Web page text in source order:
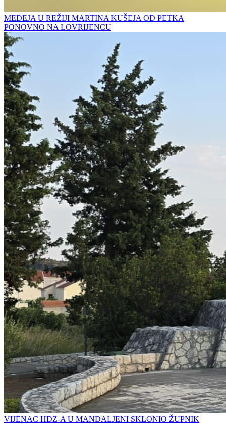
MEDEJA U REŽIJI MARTINA KUŠEJA OD PETKA
PONOVNO NA LOVRIJENCU
VIJENAC HDZ-A U MANDALJENI SKLONIO ŽUPNIK